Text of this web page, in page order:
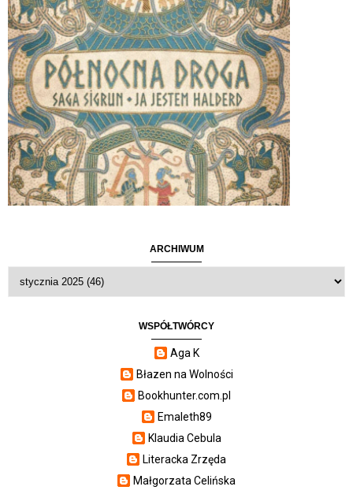
ARCHIWUM
WSPÓŁTWÓRCY
Aga K
Błazen na Wolności
Bookhunter.com.pl
Emaleth89
Klaudia Cebula
Literacka Zrzęda
Małgorzata Celińska